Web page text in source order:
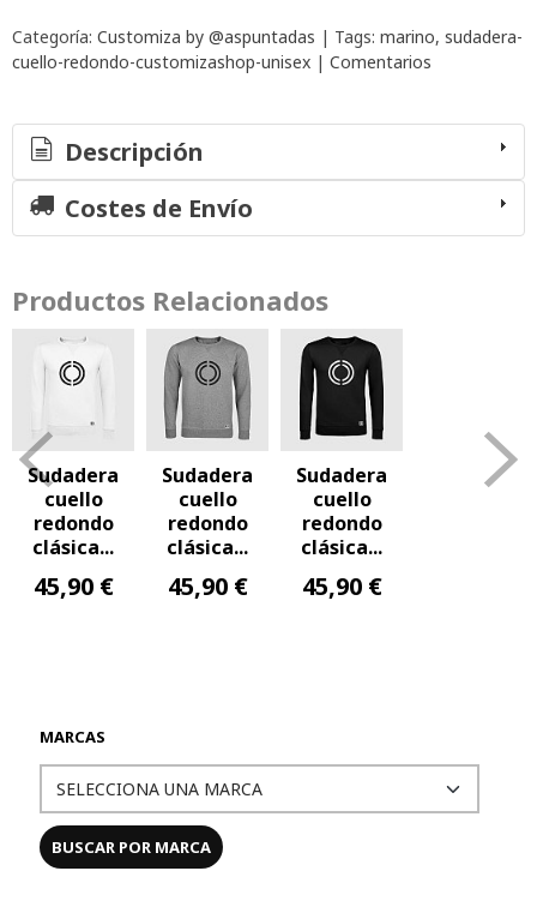
MARCAS
Categoría: Customiza by @aspuntadas | Tags: marino sudadera-
cuello-redondo-customizashop-unisex | Comentarios
Descripción
Costes de Envío
Productos Relacionados
Sudadera
cuello
redondo
clásica...
45,90 €
Sudadera
cuello
redondo
clásica...
45,90 €
Sudadera
cuello
redondo
clásica...
45,90 €